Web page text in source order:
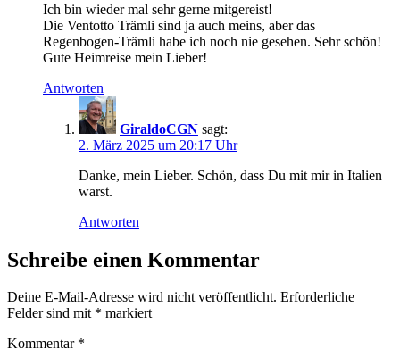
Ich bin wieder mal sehr gerne mitgereist!
Die Ventotto Trämli sind ja auch meins, aber das
Regenbogen-Trämli habe ich noch nie gesehen. Sehr schön!
Gute Heimreise mein Lieber!
Antworten
GiraldoCGN sagt:
2. März 2025 um 20:17 Uhr
Danke, mein Lieber. Schön, dass Du mit mir in Italien
warst.
Antworten
Schreibe einen Kommentar
Deine E-Mail-Adresse wird nicht veröffentlicht. Erforderliche
Felder sind mit * markiert
Kommentar *